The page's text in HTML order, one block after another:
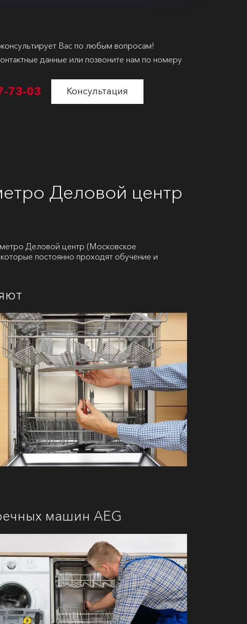
Вас по любым вопросам!
данные или позвоните нам по номеру
73-03 Консультация
Деловой центр
Деловой центр (Московское
постоянно проходят обучение и
машин AEG